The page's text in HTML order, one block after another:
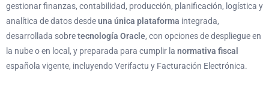
gestionar finanzas, contabilidad, producción, planificación, logística y
analítica de datos desdeuna única plataforma integrada,
desarrollada sobretecnología Oracle, con opciones de despliegue en
la nube o en local, y preparada para cumplir la normativa fiscal
española vigente, incluyendo Verifactu y Facturación Electrónica.